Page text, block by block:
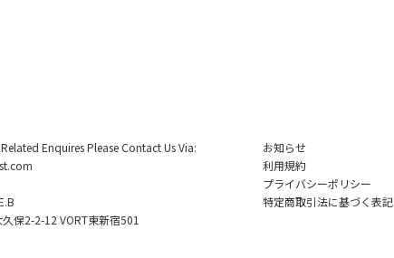
Enquires Please Contact Us Via:
保2-2-12 VORT東新宿501
お知らせ
利用規約
プライバシーポリシー
特定商取引法に基づく表記